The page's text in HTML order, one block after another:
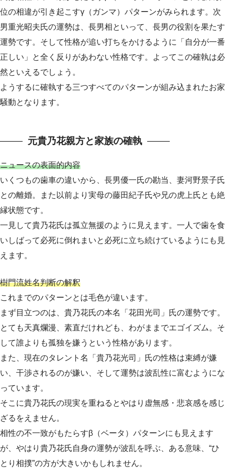
位の相違が引き起こすγ（ガンマ）パターンがみられます。次
男重光昭夫氏の運勢は、長男相といって、長男の役割を果たす
運勢です。そして性格が追い打ちをかけるように「自分が一番
正しい」と全く反りがあわない性格です。よってこの確執は必
然といえるでしょう。
ようするに確執する三つすべてのパターンが組み込まれたお家
騒動となります。
元貴乃花親方と家族の確執
ニュースの表面的内容
いくつもの歯車の違いから、長男優一氏の勘当、妻河野景子氏
との離婚。また以前より実母の藤田紀子氏や兄の虎上氏とも絶
縁状態です。
一見して貴乃花氏は孤立無援のように見えます。一人で歯を食
いしばって必死に倒れまいと必死に立ち続けているようにも見
えます。
樹門流姓名判断の解釈
これまでのパターンとは毛色が違います。
まず目立つのは、貴乃花氏の本名「花田光司」氏の運勢です。
とても天真爛漫、素直だけれども、わがままでエゴイズム。そ
して誰よりも孤独を嫌うという性格があります。
また、現在のタレント名「貴乃花光司」氏の性格は束縛が嫌
い、干渉されるのが嫌い、そして運勢は波乱性に富むようにな
っています。
そこに貴乃花氏の現実を重ねるとやはり虚無感・悲哀感を感じ
ざるをえません。
相性の不一致がもたらすβ（ベータ）パターンにも見えます
が、やはり貴乃花氏自身の運勢が波乱を呼ぶ、ある意味、“ひ
とり相撲”の方が大きいかもしれません。